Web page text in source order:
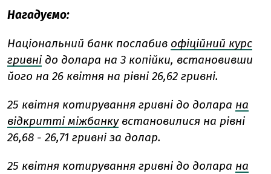
Нагадуємо:
Національний банк послабив офіційний курс
гривні до долара на 3 копійки, встановивши
його на 26 квітня на рівні 26,62 гривні.
25 квітня котирування гривні до долара на
відкритті міжбанкувстановилися на рівні
26,68 - 26,71 гривні за долар.
25 квітня котирування гривні до долара на